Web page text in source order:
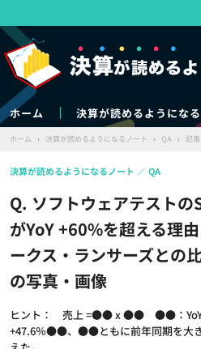
ホーム 決算が読めるようにな
ホーム › 決算が読めるようになるノート › QA › 記事
Q. ソフトウェアテスト
がYoY +60%を超える理
ークス・ランサーズとの
の写真・画像
ヒント： 売上 =●● x ●● ●●：
+47.6％●●、●●ともに前年同期を大
決算が読めるようになるノート QA